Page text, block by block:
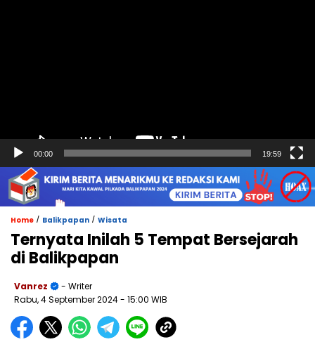
00:00 19:59
Home / Balikpapan / Wisata
Ternyata Inilah 5 Tempat Bersejarah
di Balikpapan
Vanrez
- Writer
Rabu, 4 September 2024- 15:00 WIB